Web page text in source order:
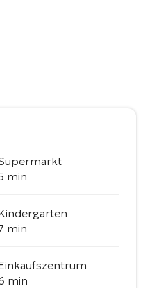
min
min
min